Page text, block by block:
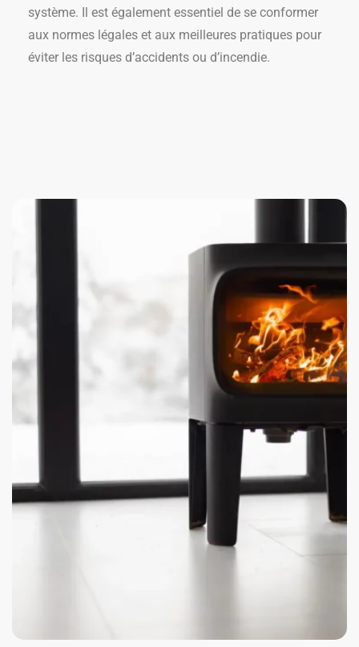
système. Il est également essentiel de se conformer
aux normes légales et aux meilleures pratiques pour
éviter les risques d’accidents ou d’incendie.